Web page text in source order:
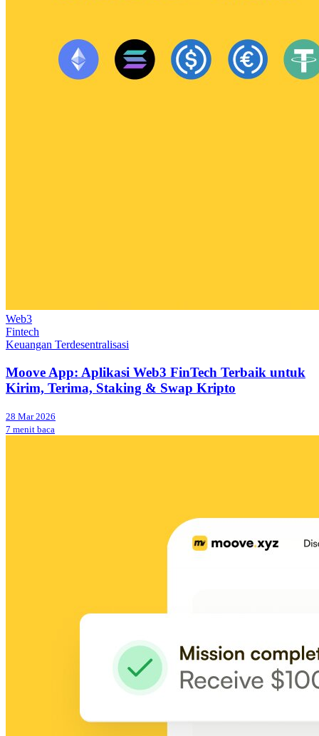
Web3
Fintech
Keuangan Terdesentralisasi
Moove App: Aplikasi Web3 FinTech Terbaik untuk
Kirim, Terima, Staking & Swap Kripto
28 Mar 2026
7 menit baca